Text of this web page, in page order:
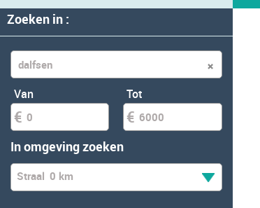
Zoeken in :
Van Tot
In omgeving zoeken
Straal 0 km